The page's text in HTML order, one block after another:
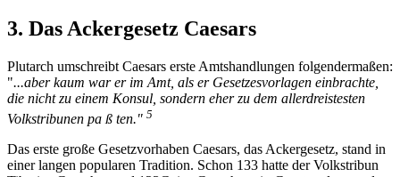
3. Das Ackergesetz Caesars
Plutarch umschreibt Caesars erste Amtshandlungen folgendermaßen:
"...aber kaum war er im Amt, als er Gesetzesvorlagen einbrachte,
die nicht zu einem Konsul, sondern eher zu dem allerdreistesten
Volkstribunen pa ß ten." 5
Das erste große Gesetzvorhaben Caesars, das Ackergesetz, stand in
einer langen popularen Tradition. Schon 133 hatte der Volkstribun